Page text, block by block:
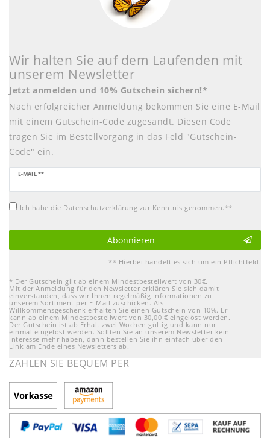
Wir halten Sie auf dem Laufenden mit
unserem Newsletter
Jetzt anmelden und 10% Gutschein sichern!*
Nach erfolgreicher Anmeldung bekommen Sie eine E-Mail
mit einem Gutschein-Code zugesandt. Diesen Code
tragen Sie im Bestellvorgang in das Feld "Gutschein-
Code" ein.
E-MAIL **
Newsletter
Honig
Ich habe die Daten­schutz­erklärung zur Kenntnis genommen.**
Abonnieren
** Hierbei handelt es sich um ein Pflichtfeld.
* Der Gutschein gilt ab einem Mindestbestellwert von 30€.
Mit der Anmeldung für den Newsletter erklären Sie sich damit
einverstanden, dass wir Ihnen regelmäßig Informationen zu
unserem Sortiment per E-Mail zuschicken. Als
Willkommensgeschenk erhalten Sie einen Gutschein von 10%. Er
kann ab einem Mindestbestellwert von 30,00 € eingelöst werden.
Der Gutschein ist ab Erhalt zwei Wochen gültig und kann nur
einmal eingelöst werden. Sollten Sie an unserem Newsletter kein
Interesse mehr haben, dann bestellen Sie ihn einfach über den
Link am Ende eines Newsletters ab.
ZAHLEN SIE BEQUEM PER